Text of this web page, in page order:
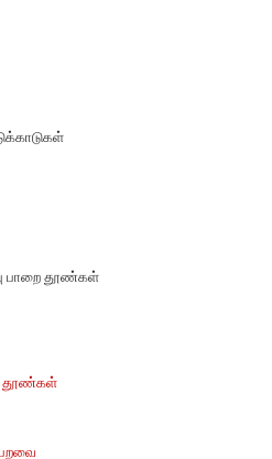
கண்டத்தில் அமைந்துள்ளது.